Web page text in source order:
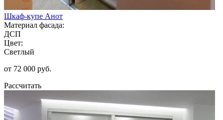
Шкаф-купе Анот
Материал фасада:
ДСП
Цвет:
Светлый
от 72 000 руб.
Рассчитать